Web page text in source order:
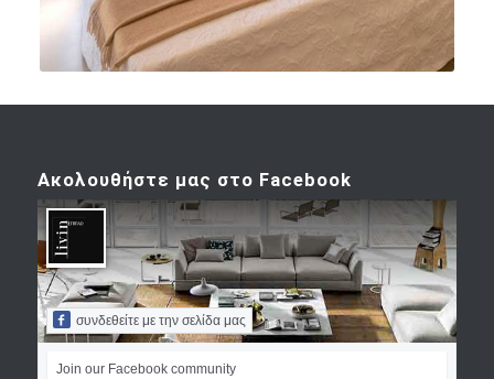
Ακολουθήστε μας στο Facebook
συνδεθείτε με την σελίδα μας
Join our Facebook community